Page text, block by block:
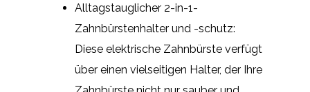
Alltagstauglicher 2-in-1-
Zahnbürstenhalter und -schutz:
Diese elektrische Zahnbürste verfügt
über einen vielseitigen Halter, der Ihre